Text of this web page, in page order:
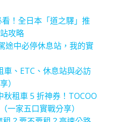
看！全日本「道之驛」推
攻略
途中必停休息站，我的實
、ETC、休息站與必訪
）
租車 5 折神券！TOCOO
一家五口實戰分享）